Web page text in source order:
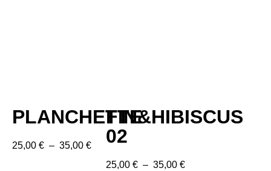
PLANCHETTE
25,00 € – 35,00 €
FIN&HIBISCUS
02
25,00 € – 35,00 €